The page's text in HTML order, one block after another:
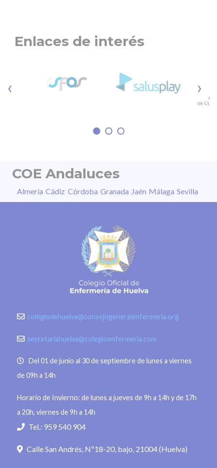
Enlaces de interés
‹ ›
COE Andaluces
Almería Cádiz Córdoba Granada Jaén Málaga Sevilla
colegiodehuelva@consejogeneralenfermeria.org
secretariahuelva@colegioenfermeria.com
Del 01 de junio al 30 de septiembre de lunes a viernes
de 09h a 14h
Horario de Invierno: de lunes a jueves de 9h a 14h y de 17h
a 20h, viernes de 9h a 14h
Tel.: 959 540 904
Calle San Andrés, Nº18-20, bajo, 21004 (Huelva)